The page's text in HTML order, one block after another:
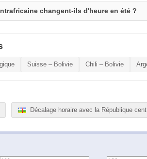
changent-ils d'heure en été ?
Suisse – Bolivie Chili – Bolivie
Décalage horaire avec la République